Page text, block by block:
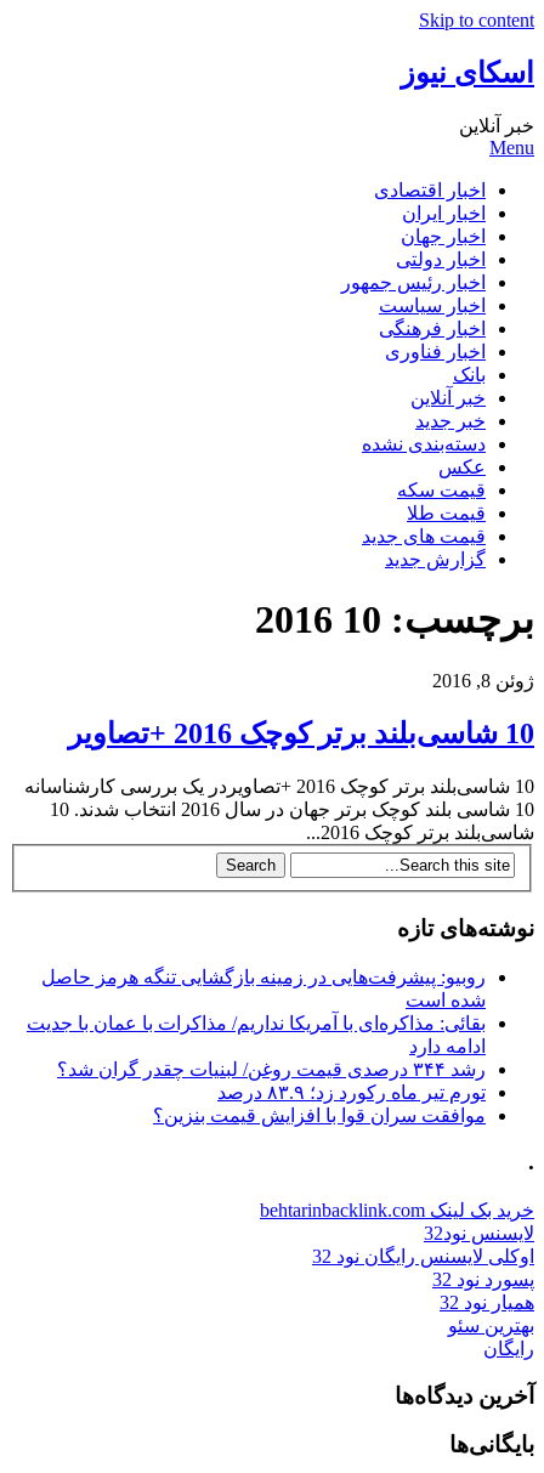
Skip to content
اسکای نیوز
خبر آنلاین
Menu
اخبار اقتصادی
اخبار ایران
اخبار جهان
اخبار دولتی
اخبار رئیس جمهور
اخبار سیاست
اخبار فرهنگی
اخبار فناوری
بانک
خبر آنلاین
خبر جدید
دسته‌بندی نشده
عکس
قیمت سکه
قیمت طلا
قیمت های جدید
گزارش جدید
برچسب: 10 2016
ژوئن 8, 2016
10 شاسی‌بلند برتر کوچک 2016 +تصاویر
10 شاسی‌بلند برتر کوچک 2016 +تصاویردر یک بررسی کارشناسانه
10 شاسی بلند کوچک برتر جهان در سال 2016 انتخاب شدند. 10
شاسی‌بلند برتر کوچک 2016...
نوشته‌های تازه
روبیو: پیشرفت‌هایی در زمینه بازگشایی تنگه هرمز حاصل
شده است
بقائی: مذاکره‌ای با آمریکا نداریم/ مذاکرات با عمان با جدیت
ادامه دارد
رشد ۳۴۴ درصدی قیمت روغن/ لبنیات چقدر گران شد؟
تورم تیر ماه رکورد زد؛ ۸۳.۹ درصد
موافقت سران قوا با افزایش قیمت بنزین؟
.
خرید بک لینک behtarinbacklink.com
لایسنس نود32
اوکلی لایسنس رایگان نود 32
پسورد نود 32
همیار نود 32
بهترین سئو
رایگان
آخرین دیدگاه‌ها
بایگانی‌ها